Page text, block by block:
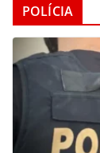
POLÍCIA